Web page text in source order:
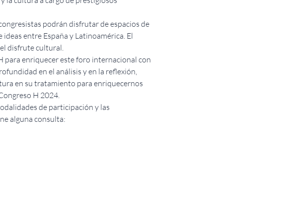
podrán disfrutar de espacios de
entre España y Latinoamérica. El
disfrute cultural.
para enriquecer este foro internacional con
en el análisis y en la reflexión,
en su tratamiento para enriquecernos
H 2024.
de participación y las
alguna consulta: